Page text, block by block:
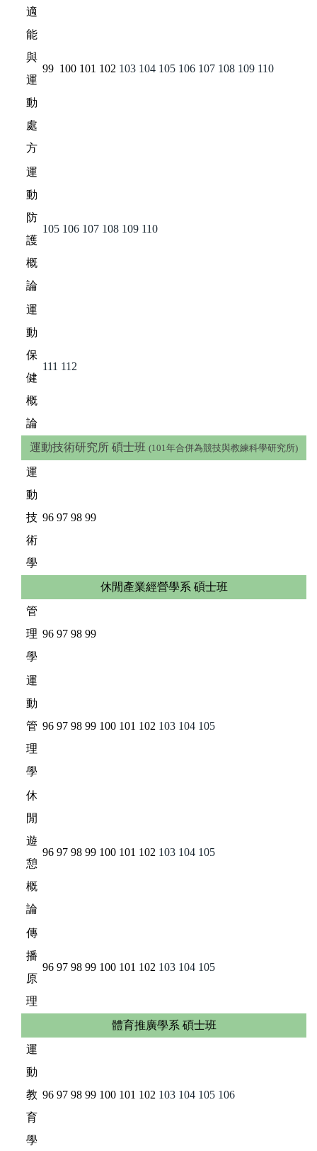
適
能
與
運
動
處
方
99 100 101 102 103 104 105 106 107 108 109 110
運
動
防
護
概
論
105 106 107 108 109 110
運
動
保
健
概
論
111 112
運動技術研究所 碩士班 (101年合併為競技與教練科學研究所)
運
動
技
術
學
96 97 98 99
休閒產業經營學系 碩士班
管
理
學
96 97 98 99
運
動
管
理
學
96 97 98 99 100 101 102 103 104 105
休
閒
遊
憩
概
論
96 97 98 99 100 101 102 103 104 105
傳
播
原
理
96 97 98 99 100 101 102 103 104 105
體育推廣學系 碩士班
運
動
教
育
學
96 97 98 99 100 101 102 103 104 105 106